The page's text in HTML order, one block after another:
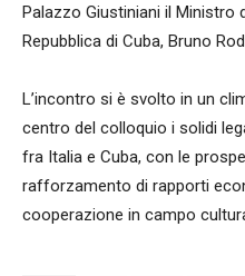
Palazzo Giustiniani il Ministro
Repubblica di Cuba, Bruno
L’incontro si è svolto in un
centro del colloquio i solidi
fra Italia e Cuba, con le
rafforzamento di rapporti
cooperazione in campo